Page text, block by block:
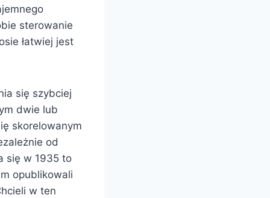
sterowanie
łatwiej jest
się szybciej
dwie lub
skorelowanym
od
się w 1935 to
opublikowali
w ten